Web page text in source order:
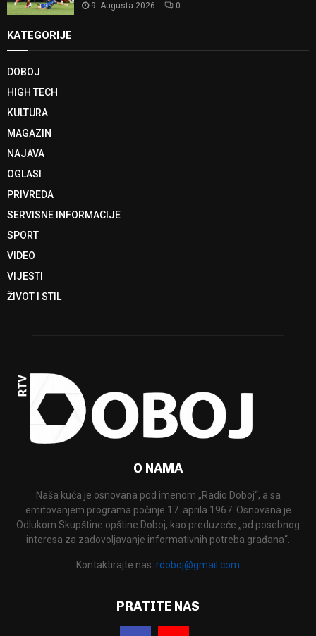
9. Augusta 2026. 0
KATEGORIJE
DOBOJ
HIGH TECH
KULTURA
MAGAZIN
NAJAVA
OGLASI
PRIVREDA
SERVISNE INFORMACIJE
SPORT
VIDEO
VIJESTI
ŽIVOT I STIL
O NAMA
Naša kuća je osnovana pod imenom „Radio Doboj“, a sa
emitovanjem programa počinje 17. aprila 1967. Osnovana je
Odlukom Skupštine opštine Doboj, kao preduzeće „od posebnog
interesa za zadovoljavanje informativnih potreba građana“.
Kontaktirajte nas: rdoboj@gmail.com
PRATITE NAS